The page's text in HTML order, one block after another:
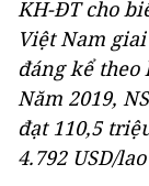
KH-ĐT cho
Việt Nam
đáng kể theo
Năm 2019,
đạt 110,5
4.792 USD/